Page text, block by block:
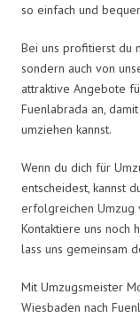
so einfach und
Bei uns profitierst du
sondern auch von
attraktive Angebote
Fuenlabrada an,
umziehen kannst.
Wenn du dich für
entscheidest, kannst
erfolgreichen Umzug
Kontaktiere uns noch
lass uns gemeinsam
Mit Umzugsmeister
Wiesbaden nach